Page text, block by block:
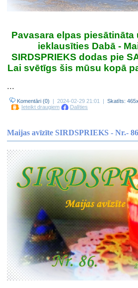
Pavasara elpas piesātināta
ieklausīties Dabā -
SIRDSPRIEKS dodas pie
Lai svētīgs šis mūsu kopā
...
Komentāri (0) | 2024-02-29 21:01 | Skatīts: 465x
Ieteikt draugiem
Dalīties
Maijas avīzīte SIRDSPRIEKS - Nr.-